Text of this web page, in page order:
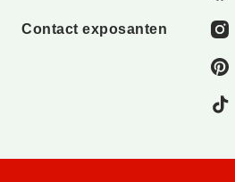
Contact exposanten